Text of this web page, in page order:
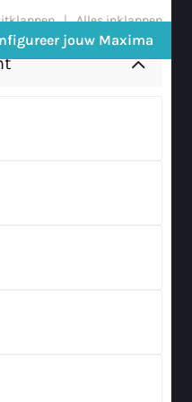
jouw Maxima
| Alles inklappen